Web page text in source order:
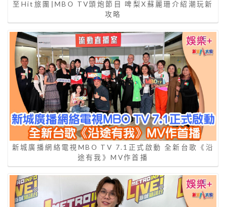
至Hit旅團|MBO TV頭炮節目 啤梨X蘇麗珊介紹潮玩新
攻略
新城廣播網絡電視MBO TV 7.1正式啟動 全新台歌《沿
途有我》MV作首播